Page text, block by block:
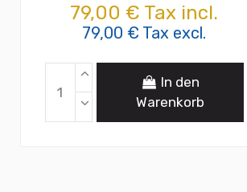
79,00 € Tax incl.
79,00 € Tax excl.
In den
Warenkorb